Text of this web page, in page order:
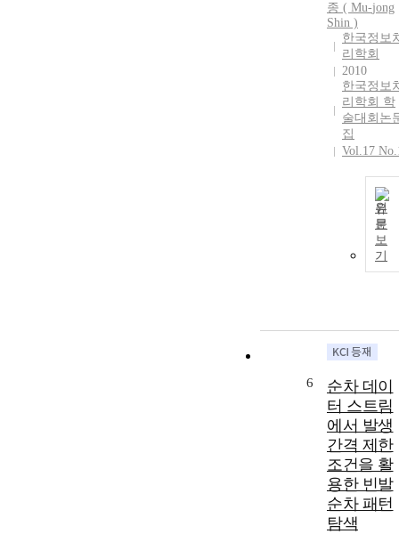
종 ( Mu-jong
Shin )
한국정보
리학회
2010
한국정보
리학회 학
술대회논
집
Vol.17
원
문
보
기
6
순차 데이
터 스트림
에서 발생
간격 제한
조건을 활
용한 빈발
순차 패턴
탐색